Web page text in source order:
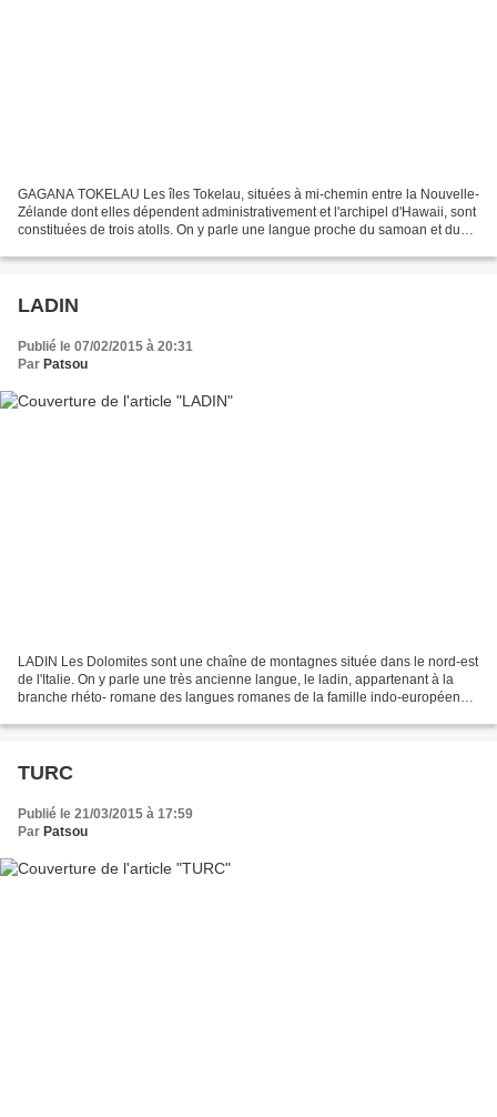
GAGANA TOKELAU Les îles Tokelau, situées à mi-chemin entre la Nouvelle-
Zélande dont elles dépendent administrativement et l'archipel d'Hawaii, sont
constituées de trois atolls. On y parle une langue proche du samoan et du
LADIN
Publié le 07/02/2015 à 20:31
Par Patsou
LADIN Les Dolomites sont une chaîne de montagnes située dans le nord-est
de l'Italie. On y parle une très ancienne langue, le ladin, appartenant à la
branche rhéto- romane des langues romanes de la famille indo-européenne
TURC
Publié le 21/03/2015 à 17:59
Par Patsou